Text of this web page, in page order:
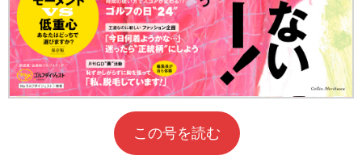
この号を読む